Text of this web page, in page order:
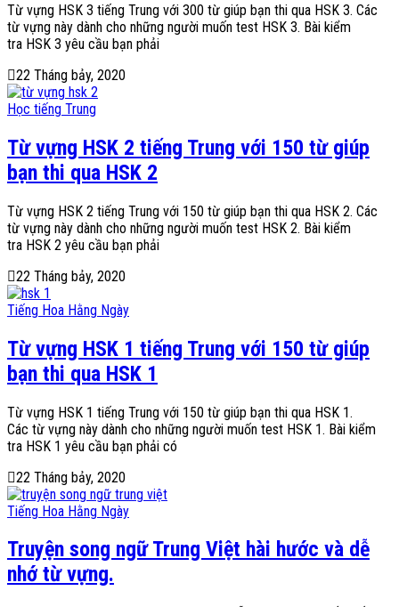
Từ vựng HSK 3 tiếng Trung với 300 từ giúp bạn thi qua HSK 3. Các
từ vựng này dành cho những người muốn test HSK 3. Bài kiểm
tra HSK 3 yêu cầu bạn phải
22 Tháng bảy, 2020
Học tiếng Trung
Từ vựng HSK 2 tiếng Trung với 150 từ giúp
bạn thi qua HSK 2
Từ vựng HSK 2 tiếng Trung với 150 từ giúp bạn thi qua HSK 2. Các
từ vựng này dành cho những người muốn test HSK 2. Bài kiểm
tra HSK 2 yêu cầu bạn phải
22 Tháng bảy, 2020
Tiếng Hoa Hằng Ngày
Từ vựng HSK 1 tiếng Trung với 150 từ giúp
bạn thi qua HSK 1
Từ vựng HSK 1 tiếng Trung với 150 từ giúp bạn thi qua HSK 1.
Các từ vựng này dành cho những người muốn test HSK 1. Bài kiểm
tra HSK 1 yêu cầu bạn phải có
22 Tháng bảy, 2020
Tiếng Hoa Hằng Ngày
Truyện song ngữ Trung Việt hài hước và dễ
nhớ từ vựng.